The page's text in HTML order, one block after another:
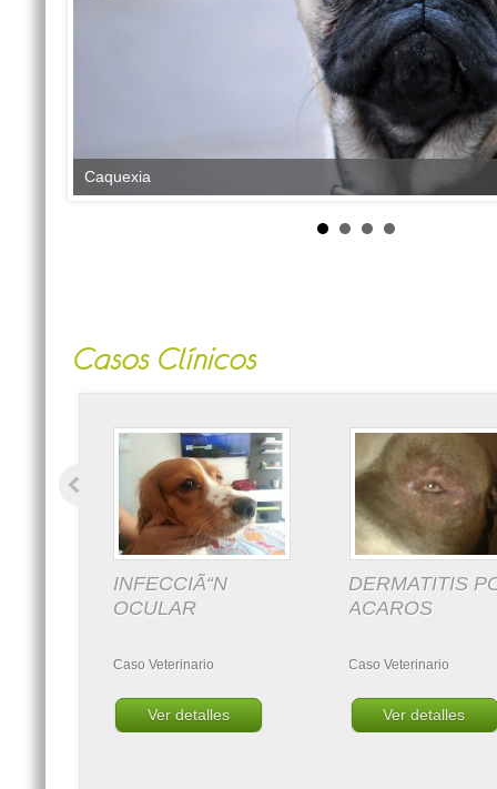
Caquexia
Casos Clínicos
INFECCIÃ“N
OCULAR
Caso Veterinario
Ver detalles
DERMATITIS
ACAROS
Caso Veterinario
Ver detalles